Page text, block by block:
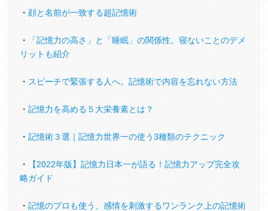
健康管理士1級 昨年10月合格しました。
喜び悩み諦めたり悔しかったりと、いろんな感
情が押し寄せてきた「メモリーパレス法」の受
りましたが、大野先生のお話で毎回励まされて
時間を掛けて軌道修正していきます。
夢が叶ったら、大野先生にお知らせしたいです
ね。
スポーツ栄養士（59歳）
・ 顔と名前が一致する超記憶術
・
「記憶力の高さ」と「睡眠」の関係性。寝ないことのデメ
リットも紹介
・ スピーチで緊張する人へ。記憶術で内容を忘れない方法
・記憶力を高める５大栄養素とは？
・記憶術３選｜記憶力世界一の使う3種類のテクニック
・
【2022年版】記憶力日本一が語る！記憶力アップ完全攻
略ガイド
・記憶のプロも使う、感情を刺激するワンランク上の記憶術